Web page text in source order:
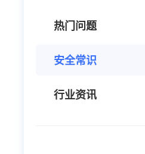
热门问题
安全常识
行业资讯